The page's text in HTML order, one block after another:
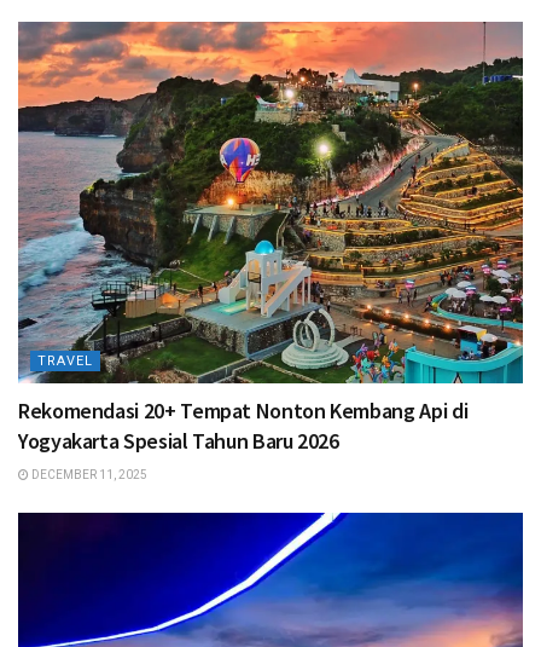
TRAVEL
Rekomendasi 20+ Tempat Nonton Kembang Api di
Yogyakarta Spesial Tahun Baru 2026
DECEMBER 11, 2025